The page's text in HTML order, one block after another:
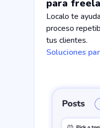
para
Localo te
proceso
tus clientes.
Soluciones